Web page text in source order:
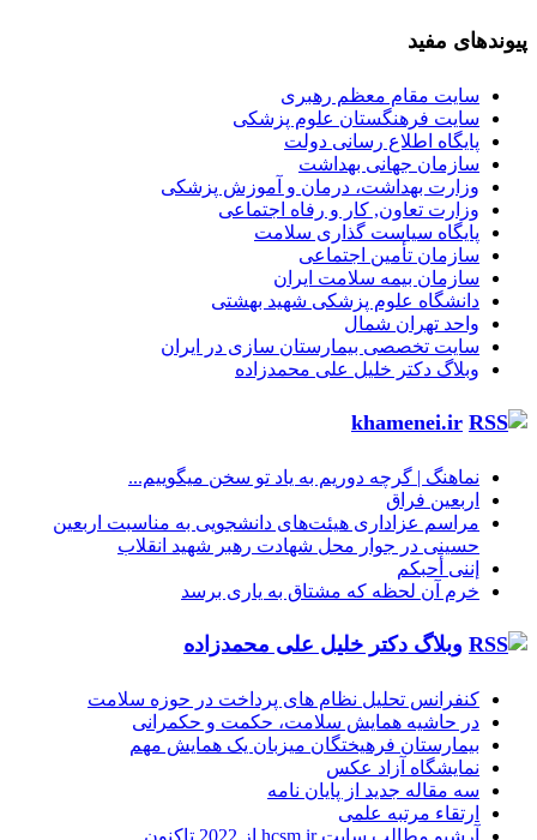
پیوندهای مفید
سایت مقام معظم رهبری
سایت فرهنگستان علوم پزشکی
پایگاه اطلاع رسانی دولت
سازمان جهانی بهداشت
وزارت بهداشت، درمان و آموزش پزشکی
وزارت تعاون, کار و رفاه اجتماعی
پایگاه سیاست گذاری سلامت
سازمان تأمین اجتماعی
سازمان بیمه سلامت ایران
دانشگاه علوم پزشکی شهید بهشتی
واحد تهران شمال
سایت تخصصی بیمارستان سازی در ایران
وبلاگ دکتر خلیل علی محمدزاده
khamenei.ir
نماهنگ |‌ گرچه دوریم به یاد تو سخن میگوییم...
اربعین فراق
مراسم عزاداری هیئت‌های دانشجویی به مناسبت اربعین
حسینی در جوار محل شهادت رهبر شهید انقلاب
إننی أحبکم
خرم آن لحظه که مشتاق به یاری برسد
وبلاگ دکتر خلیل علی محمدزاده
کنفرانس تحلیل نظام های پرداخت در حوزه سلامت
در حاشیه همایش سلامت، حکمت و حکمرانی
بیمارستان فرهیختگان میزبان یک همایش مهم
نمایشگاه آزاد عکس
سه مقاله جدید از پایان نامه
ارتقاء مرتبه علمی
آرشیو مطالب سایت hcsm.ir از 2022 تاکنون